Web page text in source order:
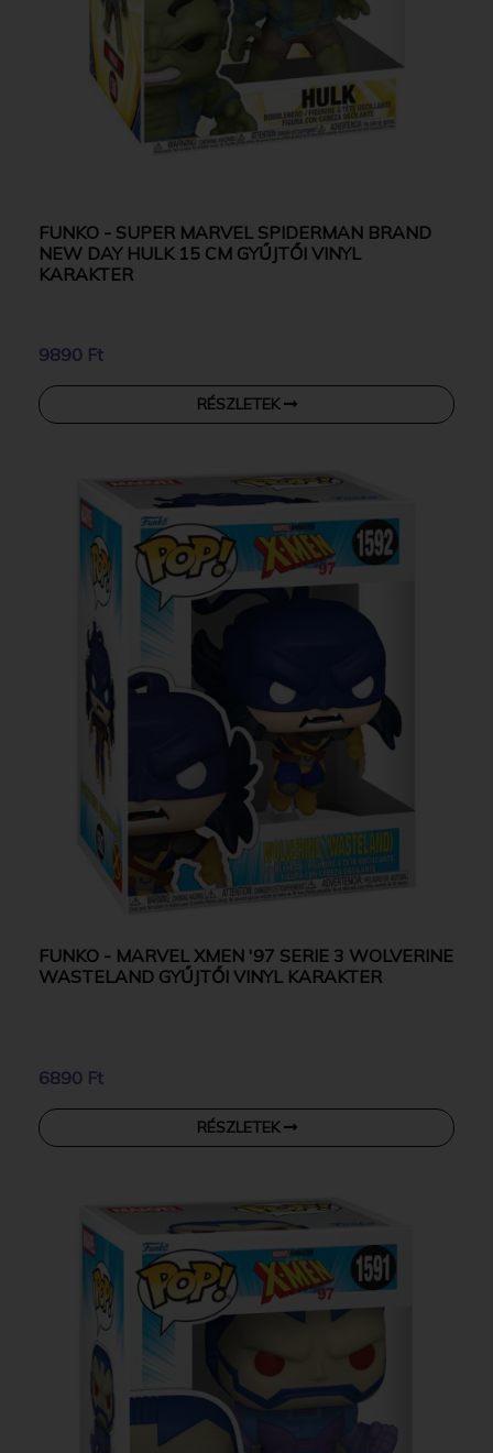
FUNKO - SUPER MARVEL SPIDERMAN BRAND
NEW DAY HULK 15 CM GYŰJTŐI VINYL
KARAKTER
9890 Ft
RÉSZLETEK
FUNKO - MARVEL XMEN '97 SERIE 3 WOLVERINE
WASTELAND GYŰJTŐI VINYL KARAKTER
6890 Ft
RÉSZLETEK